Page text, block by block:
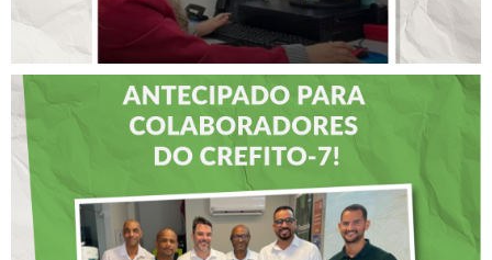
DIA DOS PAIS É
ANTECIPADO PARA